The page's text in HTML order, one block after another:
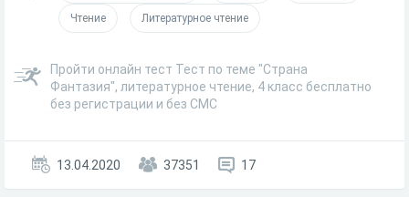
Чтение Литературное чтение
Пройти онлайн тест Тест по теме "Страна
Фантазия", литературное чтение, 4 класс бесплатно
без регистрации и без СМС
13.04.2020 37351 17